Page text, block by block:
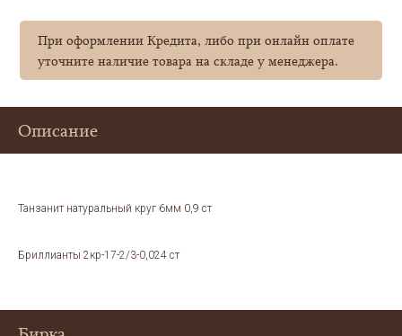
При оформлении Кредита, либо при онлайн оплате
уточните наличие товара на складе у менеджера.
Описание
Танзанит натуральный круг 6мм 0,9 ст
Бриллианты 2кр-17-2/3-0,024 ст